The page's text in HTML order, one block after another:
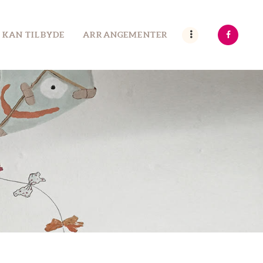
KAN TILBYDE ARRANGEMENTER